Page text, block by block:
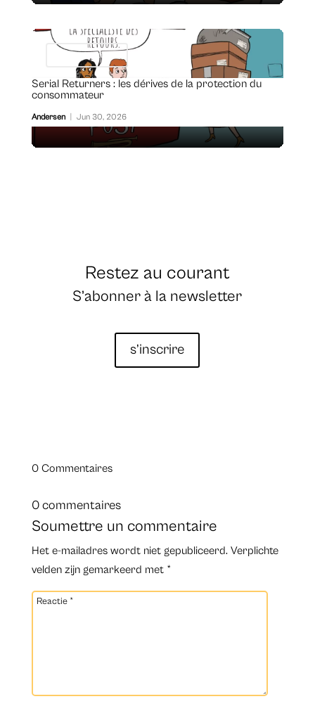
Civil Law & Litigation
Serial Returners : les dérives de la protection du
consommateur
Andersen Jun 30, 2026
Restez au courant
S’abonner à la newsletter
s’inscrire
0 Commentaires
0 commentaires
Soumettre un commentaire
Het e-mailadres wordt niet gepubliceerd. Verplichte
velden zijn gemarkeerd met *